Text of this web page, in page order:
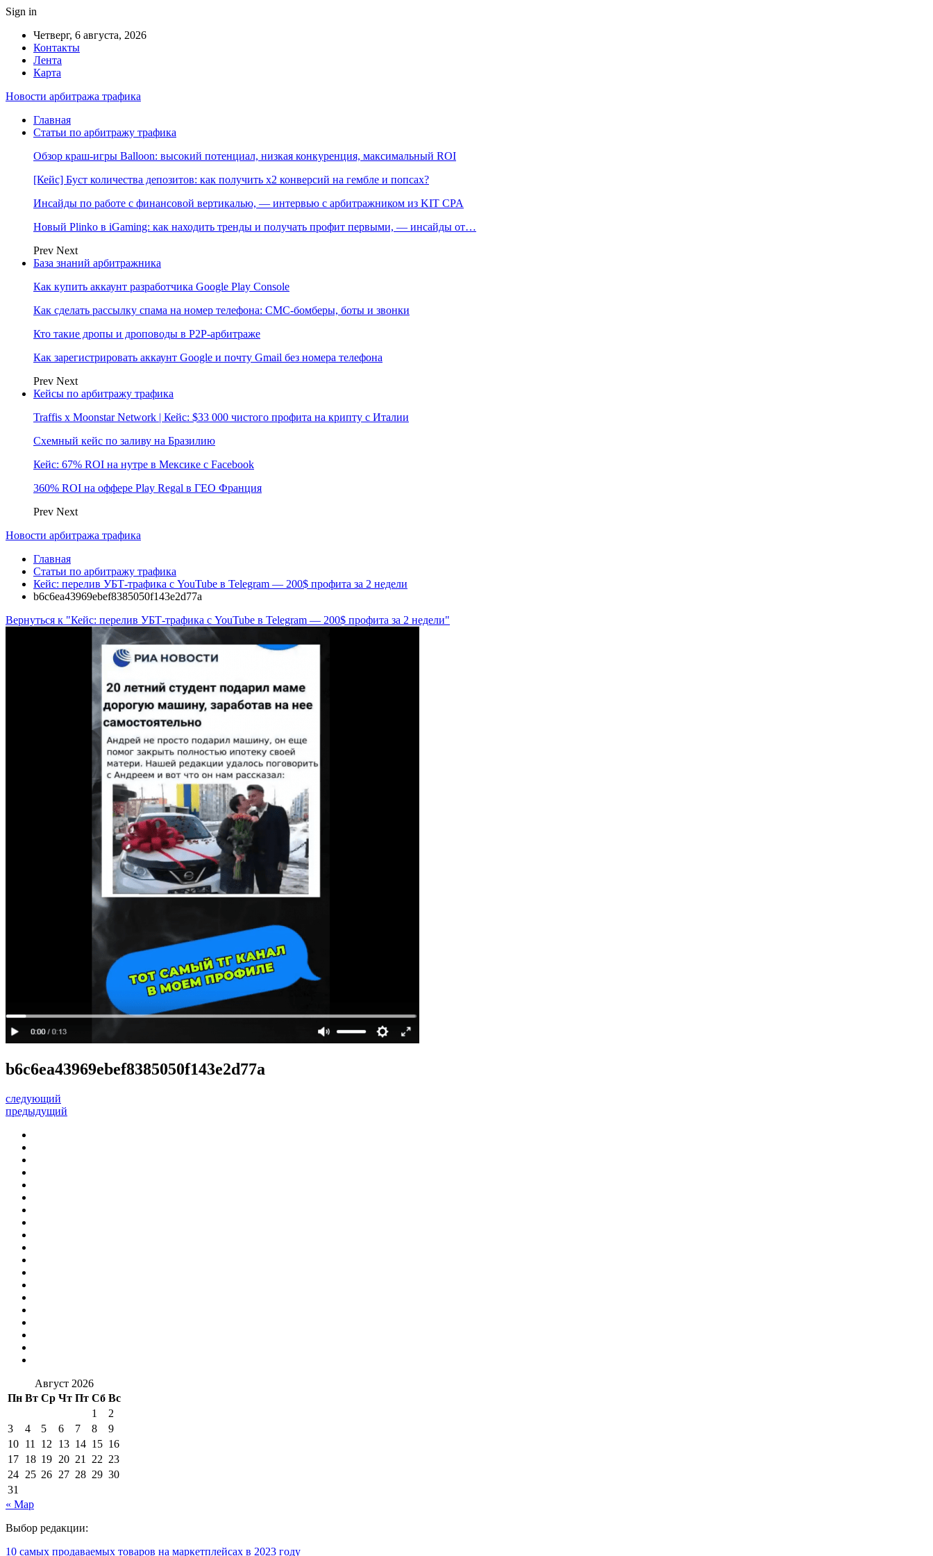
Sign in
Четверг, 6 августа, 2026
Контакты
Лента
Карта
Новости арбитража трафика
Главная
Статьи по арбитражу трафика
Обзор краш-игры Balloon: высокий потенциал, низкая конкуренция, максимальный ROI
[Кейс] Буст количества депозитов: как получить х2 конверсий на гембле и попсах?
Инсайды по работе с финансовой вертикалью, — интервью с арбитражником из KIT CPA
Новый Plinko в iGaming: как находить тренды и получать профит первыми, — инсайды от…
Prev Next
База знаний арбитражника
Как купить аккаунт разработчика Google Play Console
Как сделать рассылку спама на номер телефона: СМС-бомберы, боты и звонки
Кто такие дропы и дроповоды в P2P-арбитраже
Как зарегистрировать аккаунт Google и почту Gmail без номера телефона
Prev Next
Кейсы по арбитражу трафика
Traffis x Moonstar Network | Кейс: $33 000 чистого профита на крипту с Италии
Схемный кейс по заливу на Бразилию
Кейс: 67% ROI на нутре в Мексике с Facebook
360% ROI на оффере Play Regal в ГЕО Франция
Prev Next
Новости арбитража трафика
Главная
Статьи по арбитражу трафика
Кейс: перелив УБТ-трафика с YouTube в Telegram — 200$ профита за 2 недели
b6c6ea43969ebef8385050f143e2d77a
Вернуться к "Кейс: перелив УБТ-трафика с YouTube в Telegram — 200$ профита за 2 недели"
b6c6ea43969ebef8385050f143e2d77a
следующий
предыдущий
Август 2026
Пн Вт Ср Чт Пт Сб Вс
1
2
3
4 5 6 7 8
9
10 11 12 13 14 15 16
17 18 19 20 21 22 23
24 25 26 27 28 29 30
31
« Мар
Выбор редакции:
10 самых продаваемых товаров на маркетплейсах в 2023 году